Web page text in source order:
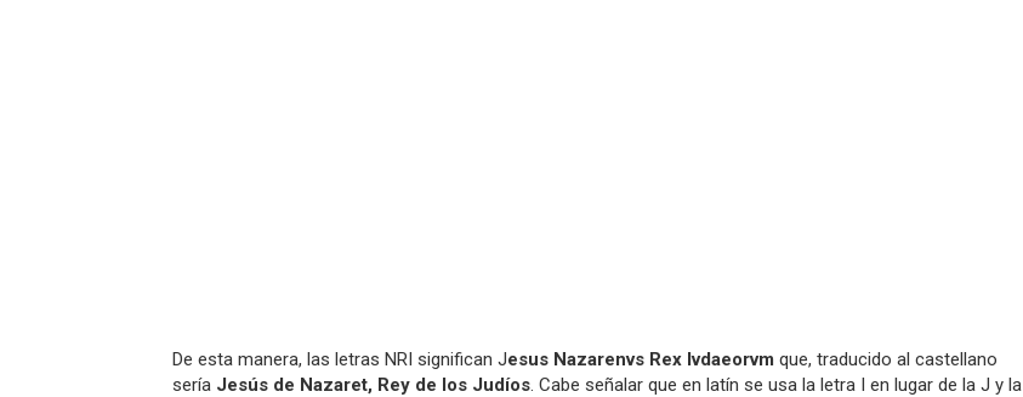
De esta manera, las letras NRI significan Jesus Nazarenvs Rex Ivdaeorvm que, traducido al castellano
sería Jesús de Nazaret, Rey de los Judíos. Cabe señalar que en latín se usa la letra I en lugar de la J y la